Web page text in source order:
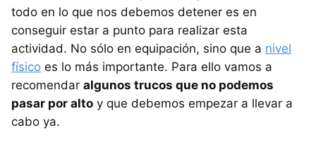
todo en lo que nos debemos detener es en
conseguir estar a punto para realizar esta
actividad. No sólo en equipación, sino que a nivel
físico es lo más importante. Para ello vamos a
recomendar algunos trucos que no podemos
pasar por alto y que debemos empezar a llevar a
cabo ya.